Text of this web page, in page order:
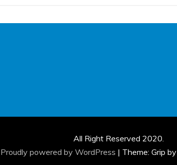
All Right Reserved 2020.
Proudly powered by WordPress | Theme: Grip by